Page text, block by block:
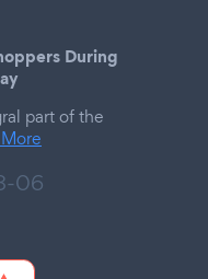
During
part of the
06